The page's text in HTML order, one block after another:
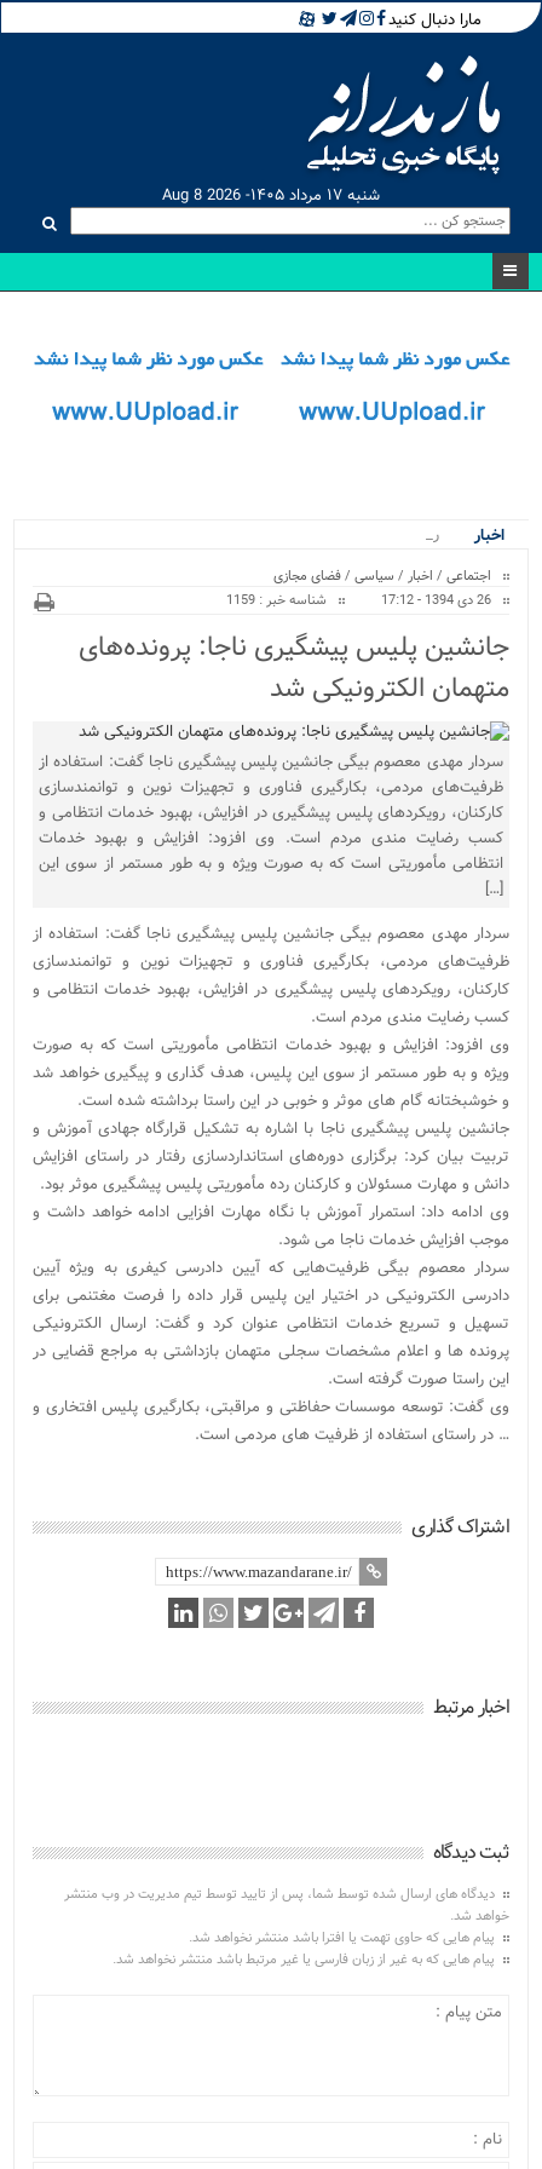
مارا دنبال کنید
شنبه ۱۷ مرداد ۱۴۰۵- Aug 8 2026
اخبار
رقابت .
اجتماعی / اخبار / سیاسی /فضای مجازی
26 دی 1394 - 17:12
شناسه خبر : 1159
جانشین پلیس پیشگیری ناجا: پرونده‌های
متهمان الکترونیکی شد
سردار مهدی معصوم بیگی جانشین پلیس پیشگیری ناجا گفت: استفاده از
ظرفیت‌های مردمی، بکارگیری فناوری و تجهیزات نوین و توانمندسازی
کارکنان، رویکردهای پلیس پیشگیری در افزایش، بهبود خدمات انتظامی و
کسب رضایت مندی مردم است. وی افزود: افزایش و بهبود خدمات
انتظامی مأموریتی است که به صورت ویژه و به طور مستمر از سوی این
[…]
سردار مهدی معصوم بیگی جانشین پلیس پیشگیری ناجا گفت: استفاده از
ظرفیت‌های مردمی، بکارگیری فناوری و تجهیزات نوین و توانمندسازی
کارکنان، رویکردهای پلیس پیشگیری در افزایش، بهبود خدمات انتظامی و
کسب رضایت مندی مردم است.
وی افزود: افزایش و بهبود خدمات انتظامی مأموریتی است که به صورت
ویژه و به طور مستمر از سوی این پلیس، هدف گذاری و پیگیری خواهد شد
و خوشبختانه گام های موثر و خوبی در این راستا برداشته شده است.
جانشین پلیس پیشگیری ناجا با اشاره به تشکیل قرارگاه جهادی آموزش و
تربیت بیان کرد: برگزاری دوره‌های استانداردسازی رفتار در راستای افزایش
دانش و مهارت مسئولان و کارکنان رده مأموریتی پلیس پیشگیری موثر بود.
وی ادامه داد: استمرار آموزش با نگاه مهارت افزایی ادامه خواهد داشت و
موجب افزایش خدمات ناجا می شود.
سردار معصوم بیگی ظرفیت‌هایی که آیین دادرسی کیفری به ویژه آیین
دادرسی الکترونیکی در اختیار این پلیس قرار داده را فرصت مغتنمی برای
تسهیل و تسریع خدمات انتظامی عنوان کرد و گفت: ارسال الکترونیکی
پرونده ها و اعلام مشخصات سجلی متهمان بازداشتی به مراجع قضایی در
این راستا صورت گرفته است.
وی گفت: توسعه موسسات حفاظتی و مراقبتی، بکارگیری پلیس افتخاری و
… در راستای استفاده از ظرفیت های مردمی است.
اشتراک گذاری
اخبار مرتبط
ثبت دیدگاه
دیدگاه های ارسال شده توسط شما، پس از تایید توسط تیم مدیریت در وب منتشر
خواهد شد.
پیام هایی که حاوی تهمت یا افترا باشد منتشر نخواهد شد.
پیام هایی که به غیر از زبان فارسی یا غیر مرتبط باشد منتشر نخواهد شد.